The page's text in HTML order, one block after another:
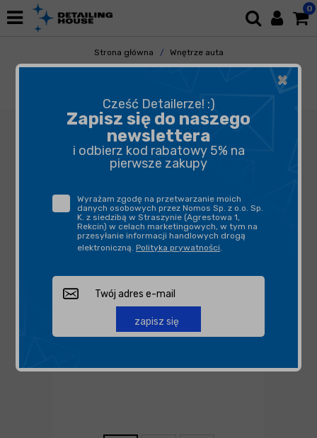
0
Strona główna
Wnętrze auta
Odświeżacze Powietrza
Perfumy i Spraye
×
Cześć Detailerze! :)
Zapisz się do naszego
newslettera
i odbierz kod rabatowy 5% na
pierwsze zakupy
Wyrażam zgodę na przetwarzanie moich
danych osobowych przez Nomos Sp. z o.o. Sp.
K. z siedzibą w Straszynie (Agrestowa 1,
Rekcin) w celach marketingowych, w tym na
przesyłanie informacji handlowych drogą
elektroniczną. Polityka prywatności.
zapisz się